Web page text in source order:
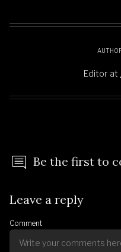
Editor at
Be the first to
Leave a reply
Comment